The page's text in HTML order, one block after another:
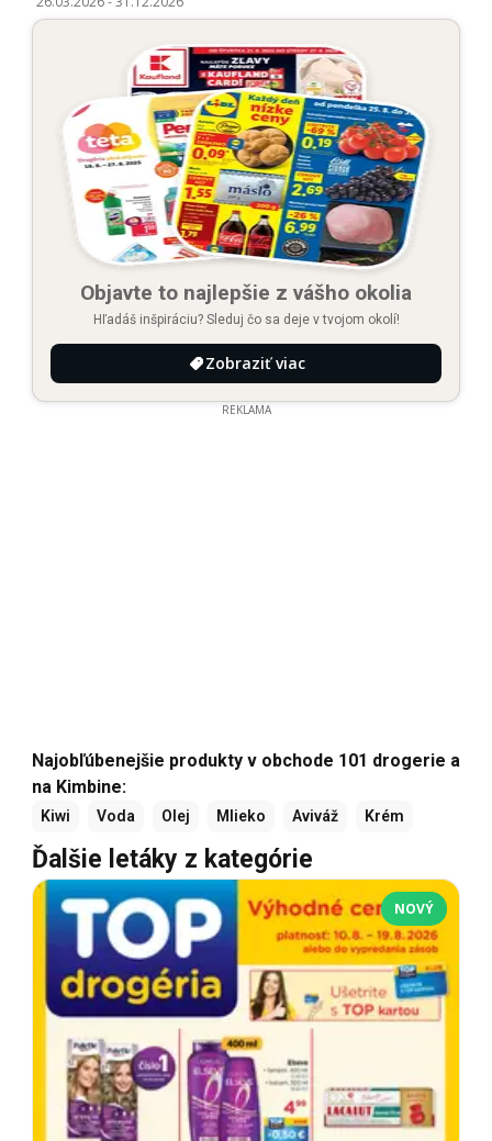
Objavte to najlepšie z vášho okolia
Hľadáš inšpiráciu? Sleduj čo sa deje v tvojom okolí!
Zobraziť viac
REKLAMA
Najobľúbenejšie produkty v obchode 101 drogerie a
na Kimbine:
Kiwi Voda Olej Mlieko Aviváž Krém
Ďalšie letáky z kategórie
NOVÝ